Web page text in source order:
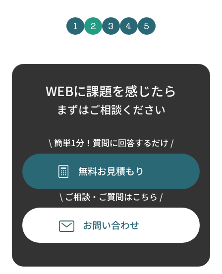
1 2 3 4 5
WEBに課題を感じたら
まずはご相談ください
\ 簡単1分！質問に回答するだけ /
無料お見積もり
\ ご相談・ご質問はこちら /
お問い合わせ